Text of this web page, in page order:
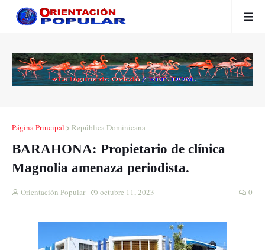
Página Principal República Dominicana
BARAHONA: Propietario de clínica
Magnolia amenaza periodista.
Orientación Popular octubre 11, 2023 0